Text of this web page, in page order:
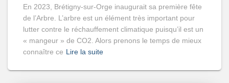
En 2023, Brétigny-sur-Orge inaugurait sa première fête
de l’Arbre. L’arbre est un élément très important pour
lutter contre le réchauffement climatique puisqu’il est un
« mangeur » de CO2. Alors prenons le temps de mieux
connaître ce Lire la suite